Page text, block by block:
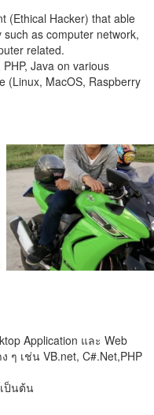
(Ethical Hacker) that able
as computer network,
related.
Java on various
(Linux, MacOS, Raspberry
Application และ Web
ๆ เช่น VB.net, C#.Net,PHP
ป็นต้น